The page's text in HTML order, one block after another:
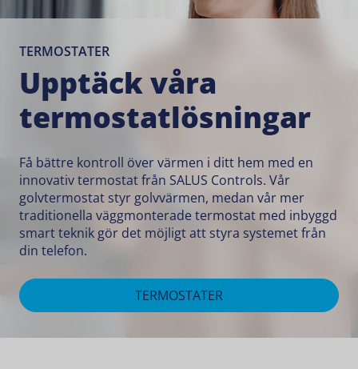
TERMOSTATER
Upptäck våra
termostatlösningar
Få bättre kontroll över värmen i ditt hem med en
innovativ termostat från SALUS Controls. Vår
golvtermostat styr golvvärmen, medan vår mer
traditionella väggmonterade termostat med inbyggd
smart teknik gör det möjligt att styra systemet från
din telefon.
TERMOSTATER